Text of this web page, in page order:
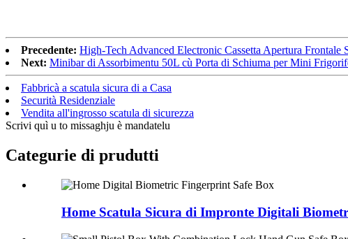
Precedente: High-Tech Advanced Electronic Cassetta Apertura
Next: Minibar di Assorbimentu 50L cù Porta di Schiuma per Mini
Fabbricà a scatula sicura di a Casa
Securità Residenziale
Vendita all'ingrosso scatula di sicurezza
Scrivi quì u to missaghju è mandatelu
Categurie di prudutti
Home Scatula Sicura di Impronte Digitali